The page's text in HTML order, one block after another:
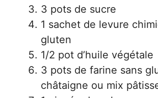
3 pots de sucre
1 sachet de levure
gluten
1/2 pot d’huile végétale
3 pots de farine sans
châtaigne ou mix